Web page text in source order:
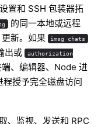
置和 SSH 包装器拓
的同一本地或远程
新。如果
imsg chats
出或 authorization
、编辑器、Node 进
授予完全磁盘访问
、监视、发送和 RPC